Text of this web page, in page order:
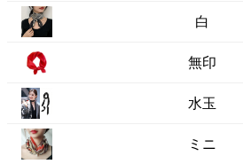
白
無印
水玉
ミニ